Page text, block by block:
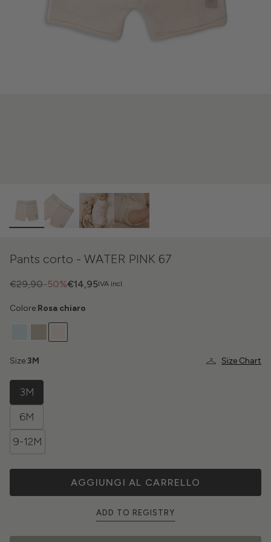
Pants corto - WATER PINK 67
IVA incl.
-50%
€29,90 €14,95
Colore:Rosa chiaro
Size Chart
Size:3M
3M
6M
9-12M
AGGIUNGI AL CARRELLO
ADD TO REGISTRY